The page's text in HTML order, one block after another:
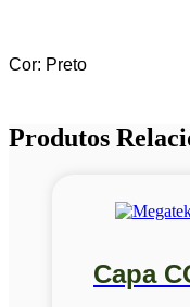
Cor: Preto
Produtos
Capa